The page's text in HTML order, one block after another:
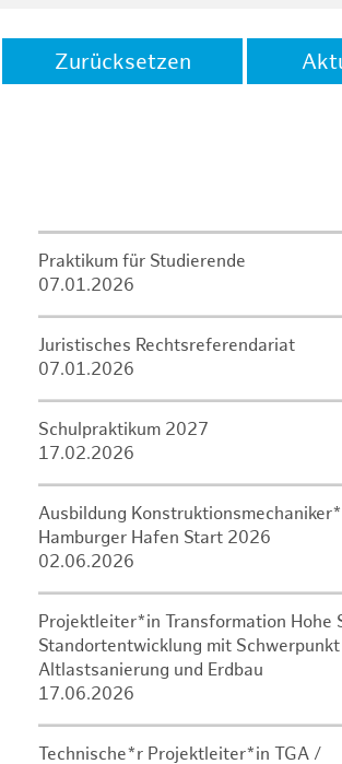
Zurücksetzen
Praktikum für Studierende
07.01.2026
Juristisches Rechtsreferendariat
07.01.2026
Schulpraktikum 2027
17.02.2026
Ausbildung
Hamburger Hafen Start 2026
02.06.2026
Projektleiter*in Transformation Hohe
Standortentwicklung mit Schwerpunkt
Altlastsanierung und Erdbau
17.06.2026
Technische*r Projektleiter*in TGA /